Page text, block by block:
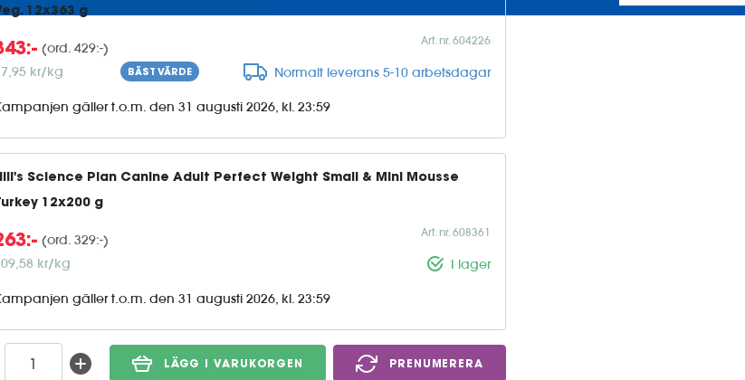
12x363 g
(ord. 429:-)
kr/kg
BÄST VÄRDE
Art. nr. 604226
Normalt leverans 5-10 arbetsdagar
gäller t.o.m. den 31 augusti 2026, kl. 23:59
Science Plan Canine Adult Perfect Weight Small & Mini Mousse
12x200 g
(ord. 329:-)
kr/kg
Art. nr. 608361
I lager
gäller t.o.m. den 31 augusti 2026, kl. 23:59
LÄGG I VARUKORGEN PRENUMERERA